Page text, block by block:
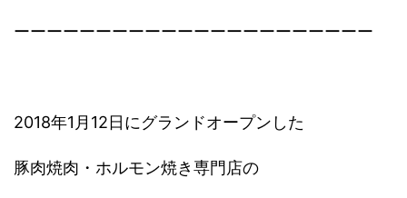
ーーーーーーーーーーーーーーーーーーーーーー
2018年1月12日にグランドオープンした
豚肉焼肉・ホルモン焼き専門店の